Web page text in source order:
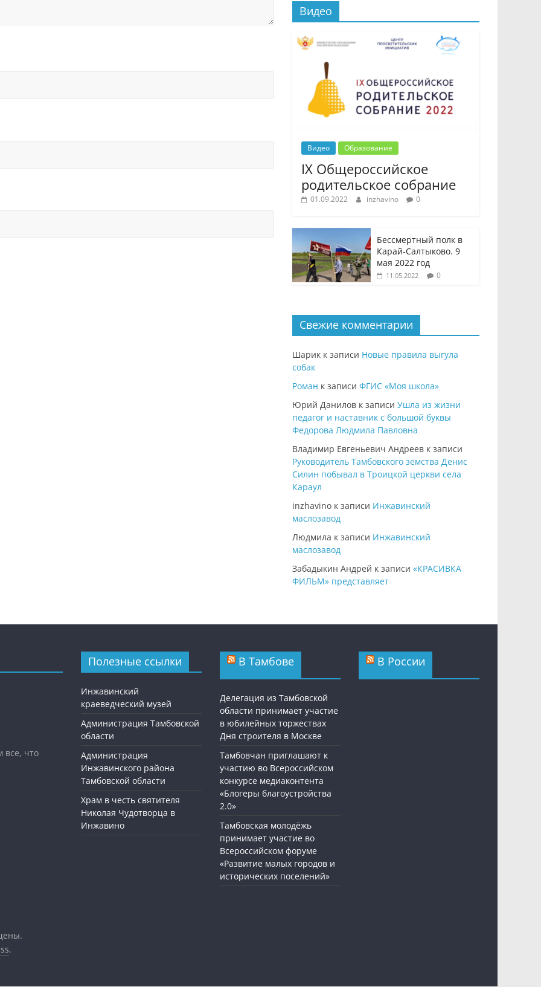
Видео
Видео Образование
IX Общероссийское
родительское собрание
01.09.2022 inzhavino 0
Бессмертный полк в
Карай-Салтыково. 9
мая 2022 год
11.05.2022 0
Свежие комментарии
Шарик к записи Новые правила выгула
собак
Роман к записи ФГИС «Моя школа»
Юрий Данилов к записи Ушла из жизни
педагог и наставник с большой буквы
Федорова Людмила Павловна
Владимир Евгеньевич Андреев к записи
Руководитель Тамбовского земства Денис
Силин побывал в Троицкой церкви села
Караул
inzhavino к записи Инжавинский
маслозавод
Людмила к записи Инжавинский
маслозавод
Забадыкин Андрей к записи «КРАСИВКА
ФИЛЬМ» представляет
все, что
Полезные ссылки
Инжавинский
краеведческий музей
Администрация Тамбовской
области
Администрация
Инжавинского района
Тамбовской области
Храм в честь святителя
Николая Чудотворца в
Инжавино
В Тамбове
Делегация из Тамбовской
области принимает участие
в юбилейных торжествах
Дня строителя в Москве
Тамбовчан приглашают к
участию во Всероссийском
конкурсе медиаконтента
«Блогеры благоустройства
2.0»
Тамбовская молодёжь
принимает участие во
Всероссийском форуме
«Развитие малых городов и
исторических поселений»
В России
.